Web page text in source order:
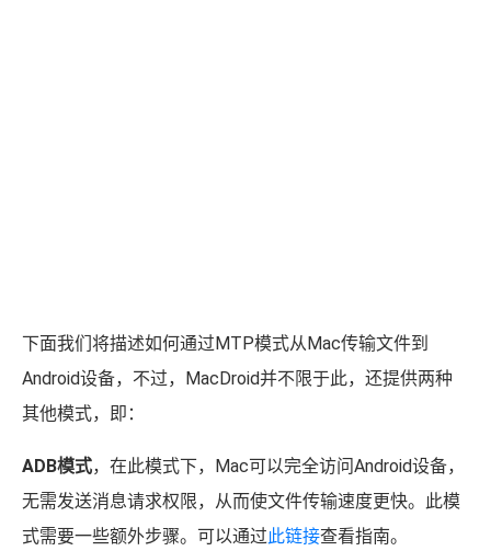
下面我们将描述如何通过MTP模式从Mac传输文件到
Android设备，不过，MacDroid并不限于此，还提供两种
ADB模式，在此模式下，Mac可以完全访问Android设备，
无需发送消息请求权限，从而使文件传输速度更快。此模